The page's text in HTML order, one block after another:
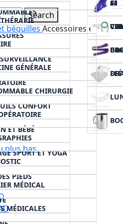
CONFORT
ET BÉBÉ
SPORT ET YOGA
PIEDS
GÉNÉRALE
CHIRURGIE
MÉDICAL
MÉDICALES
Search
béquillesAccessoires et
plus bas.